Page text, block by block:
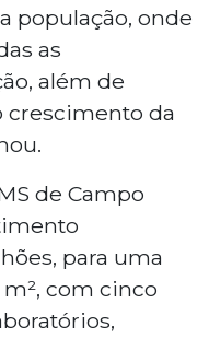
população, onde
as
além de
crescimento da
de Campo
para uma
com cinco